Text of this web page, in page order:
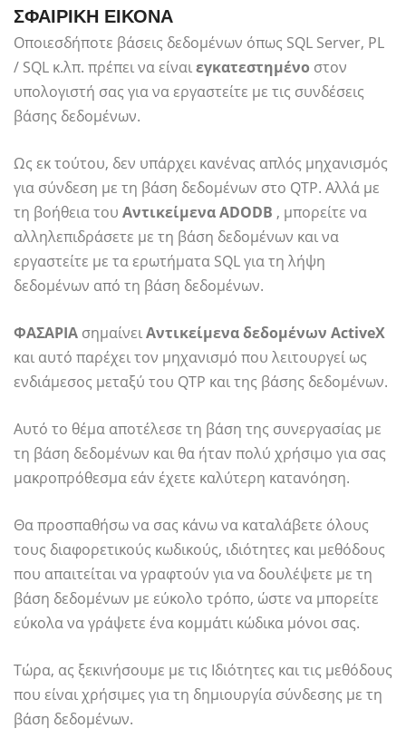
ΣΦΑΙΡΙΚΗ ΕΙΚΟΝΑ
Οποιεσδήποτε βάσεις δεδομένων όπως SQL Server, PL
/ SQL κ.λπ. πρέπει να είναιεγκατεστημένο στον
υπολογιστή σας για να εργαστείτε με τις συνδέσεις
βάσης δεδομένων.
Ως εκ τούτου, δεν υπάρχει κανένας απλός μηχανισμός
για σύνδεση με τη βάση δεδομένων στο QTP. Αλλά με
τη βοήθεια του Αντικείμενα ADODB , μπορείτε να
αλληλεπιδράσετε με τη βάση δεδομένων και να
εργαστείτε με τα ερωτήματα SQL για τη λήψη
δεδομένων από τη βάση δεδομένων.
ΦΑΣΑΡΙΑ σημαίνειΑντικείμενα δεδομένων ActiveX
και αυτό παρέχει τον μηχανισμό που λειτουργεί ως
ενδιάμεσος μεταξύ του QTP και της βάσης δεδομένων.
Αυτό το θέμα αποτέλεσε τη βάση της συνεργασίας με
τη βάση δεδομένων και θα ήταν πολύ χρήσιμο για σας
μακροπρόθεσμα εάν έχετε καλύτερη κατανόηση.
Θα προσπαθήσω να σας κάνω να καταλάβετε όλους
τους διαφορετικούς κωδικούς, ιδιότητες και μεθόδους
που απαιτείται να γραφτούν για να δουλέψετε με τη
βάση δεδομένων με εύκολο τρόπο, ώστε να μπορείτε
εύκολα να γράψετε ένα κομμάτι κώδικα μόνοι σας.
Τώρα, ας ξεκινήσουμε με τις Ιδιότητες και τις μεθόδους
που είναι χρήσιμες για τη δημιουργία σύνδεσης με τη
βάση δεδομένων.